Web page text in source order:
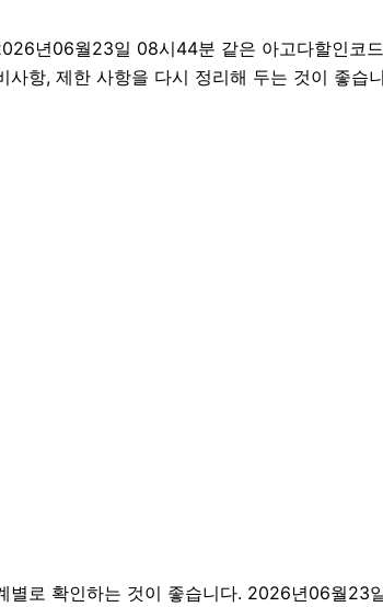
년06월23일 08시44분 같은 아고다할인코
항, 제한 사항을 다시 정리해 두는 것이 좋습
로 확인하는 것이 좋습니다. 2026년06월23